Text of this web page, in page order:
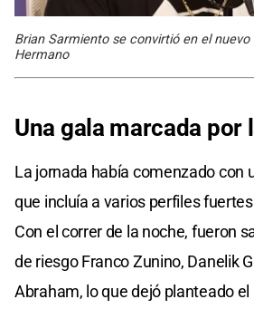
Brian Sarmiento se convirtió en el nuevo
Hermano
Una gala marcada por
La jornada había comenzado con
que incluía a varios perfiles
Con el correr de la noche, fueron
de riesgo Franco Zunino, Danelik
Abraham, lo que dejó planteado